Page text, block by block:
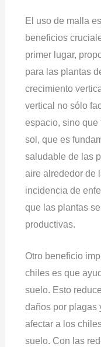
El uso de malla
beneficios
primer lugar,
para las plantas
crecimiento
vertical no sólo
espacio, sino que
sol, que es
saludable de las
aire alrededor de
incidencia de
que las plantas
productivas.
Otro beneficio
chiles es que
suelo. Esto
daños por plagas
afectar a los
suelo. Con las